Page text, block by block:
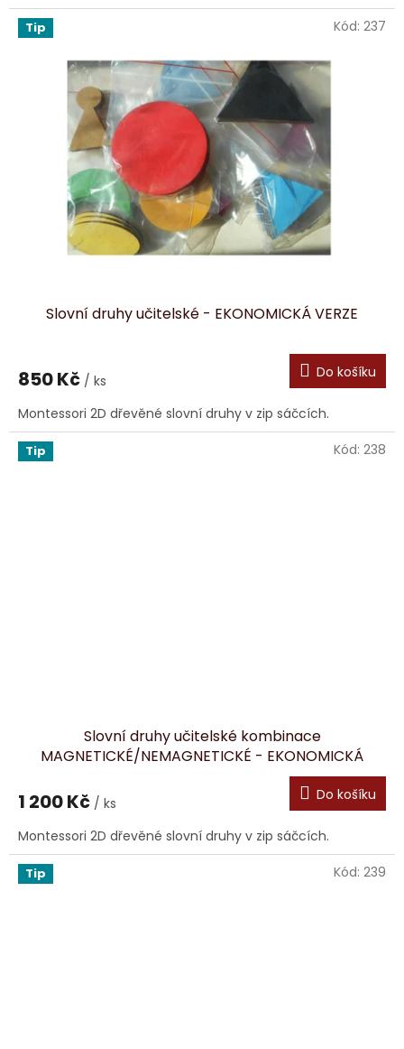
Tip
Slovní druhy učitelské - EKONOMICKÁ VERZE
850 Kč / ks Do košíku
Montessori 2D dřevěné slovní druhy v zip sáčcích.
Kód: 237
Tip
Slovní druhy učitelské kombinace
MAGNETICKÉ/NEMAGNETICKÉ - EKONOMICKÁ
1 200 Kč / ks Do košíku
Montessori 2D dřevěné slovní druhy v zip sáčcích.
Kód: 238
Tip Kód: 239